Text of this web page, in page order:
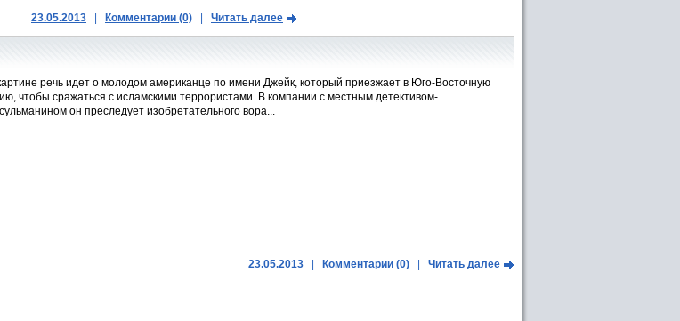
23.05.2013 Комментарии (0) Читать далее
речь идет о молодом американце по имени Джейк, который приезжает в Юго-Восточную
чтобы сражаться с исламскими террористами. В компании с местным детективом-
он преследует изобретательного вора...
23.05.2013 Комментарии (0) Читать далее